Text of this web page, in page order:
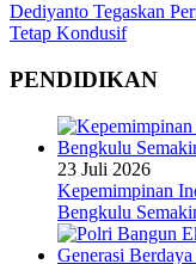
Dediyanto Tegaskan
Tetap Kondusif
PENDIDIKAN
23 Juli 2026
Kepemimpinan
Bengkulu